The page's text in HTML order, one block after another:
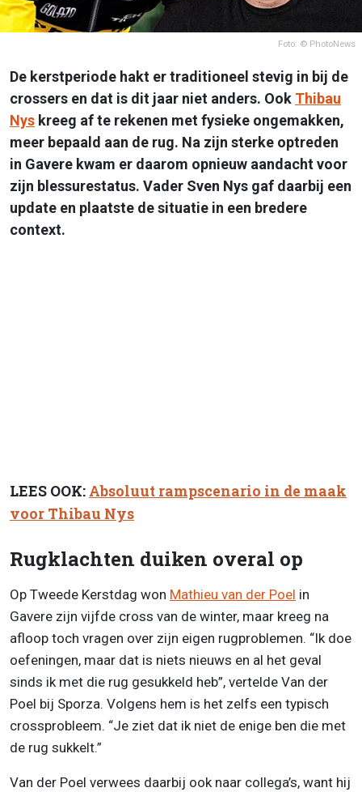
Foto: © PhotoNews
De kerstperiode hakt er traditioneel stevig in bij de
crossers en dat is dit jaar niet anders. Ook Thibau
Nys kreeg af te rekenen met fysieke ongemakken,
meer bepaald aan de rug. Na zijn sterke optreden
in Gavere kwam er daarom opnieuw aandacht voor
zijn blessurestatus. Vader Sven Nys gaf daarbij een
update en plaatste de situatie in een bredere
context.
LEES OOK: Absoluut rampscenario in de maak
voor Thibau Nys
Rugklachten duiken overal op
Op Tweede Kerstdag won Mathieu van der Poel in
Gavere zijn vijfde cross van de winter, maar kreeg na
afloop toch vragen over zijn eigen rugproblemen. “Ik doe
oefeningen, maar dat is niets nieuws en al het geval
sinds ik met die rug gesukkeld heb”, vertelde Van der
Poel bij Sporza. Volgens hem is het zelfs een typisch
crossprobleem. “Je ziet dat ik niet de enige ben die met
de rug sukkelt.”
Van der Poel verwees daarbij ook naar collega’s, want hij